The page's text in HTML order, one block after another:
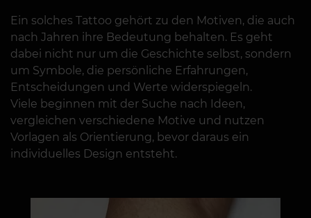
Ein solches Tattoo gehört zu den Motiven, die auch
nach Jahren ihre Bedeutung behalten. Es geht
dabei nicht nur um die Geschichte selbst, sondern
um Symbole, die persönliche Erfahrungen,
Entscheidungen und Werte widerspiegeln.
Viele beginnen mit der Suche nach Ideen,
vergleichen verschiedene Motive und nutzen
Vorlagen als Orientierung, bevor daraus ein
individuelles Design entsteht.